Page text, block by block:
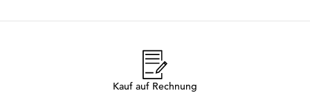
Kauf auf Rechnung